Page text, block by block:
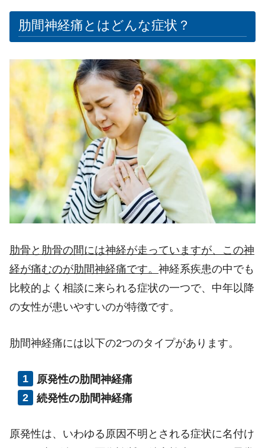
肋間神経痛とはどんな症状？
肋骨と肋骨の間には神経が走っていますが、この神
経が痛むのが肋間神経痛です。 神経系疾患の中でも
比較的よく相談に来られる症状の一つで、中年以降
の女性が患いやすいのが特徴です。
肋間神経痛には以下の2つのタイプがあります。
原発性の肋間神経痛
続発性の肋間神経痛
原発性は、いわゆる原因不明とされる症状に名付け